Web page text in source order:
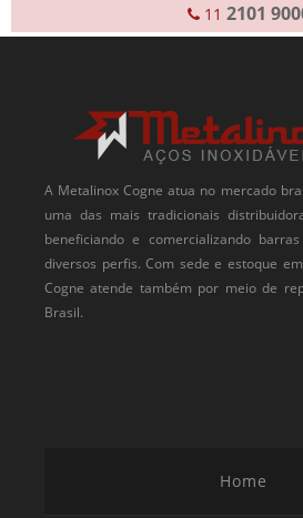
11 2101
A Metalinox Cogne atua no mercado
uma das mais tradicionais
beneficiando e comercializando
diversos perfis. Com sede e estoque
Cogne atende também por meio de
Brasil.
Home